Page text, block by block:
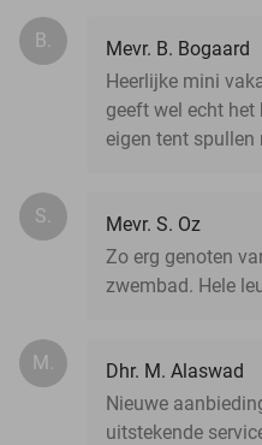
B.
Mevr. B. Bogaard
Heerlijke mini
geeft wel echt het
eigen tent spullen
S.
Mevr. S. Oz
Zo erg genoten
zwembad. Hele
M.
Dhr. M. Alaswad
Nieuwe
uitstekende